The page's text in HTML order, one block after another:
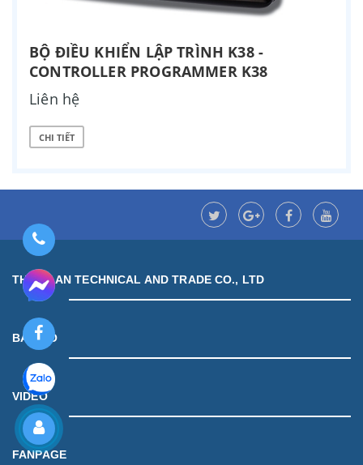
BỘ ĐIỀU KHIỂN LẬP TRÌNH K38 -
CONTROLLER PROGRAMMER K38
Liên hệ
CHI TIẾT
THUAN AN TECHNICAL AND TRADE CO., LTD
BẢN ĐỒ
VIDEO
FANPAGE